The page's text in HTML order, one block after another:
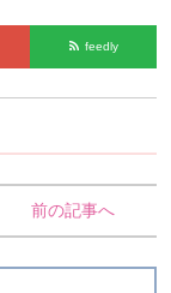
feedly
前の記事へ